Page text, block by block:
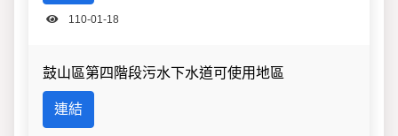
110-01-18
鼓山區第四階段污水下水道可使用地區
連結